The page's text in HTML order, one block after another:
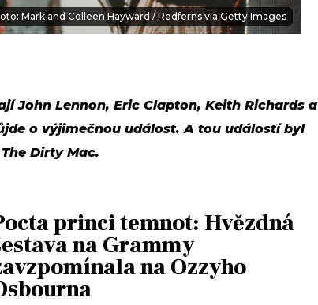
Mark and Colleen Hayward / Redferns via Getty Images
John Lennon, Eric Clapton, Keith Richards a
o výjimečnou událost. A tou událostí byl
Dirty Mac.
princi temnot: Hvězdná
na Grammy
na Ozzyho